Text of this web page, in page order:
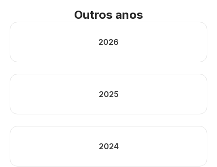
Outros anos
2026
2025
2024